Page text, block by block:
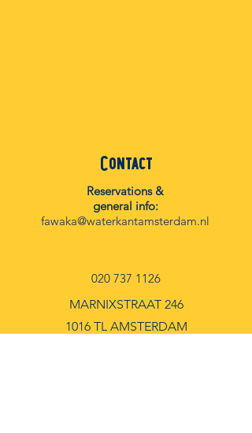
Contact
Reservations &
general info:
fawaka@waterkantamsterdam.nl
020 737 1126
MARNIXSTRAAT 246
1016 TL AMSTERDAM